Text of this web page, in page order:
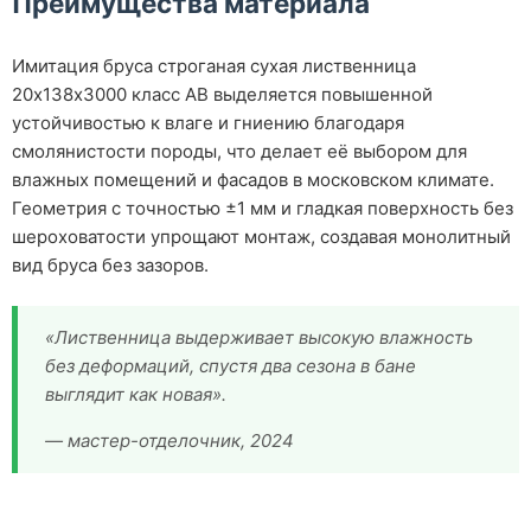
Имитация бруса строганая сухая лиственница
20х138х3000 класс АВ выделяется повышенной
устойчивостью к влаге и гниению благодаря
смолянистости породы, что делает её выбором для
влажных помещений и фасадов в московском климате.
Геометрия с точностью ±1 мм и гладкая поверхность без
шероховатости упрощают монтаж, создавая монолитный
вид бруса без зазоров.
«Лиственница выдерживает высокую влажность
без деформаций, спустя два сезона в бане
выглядит как новая».
— мастер-отделочник, 2024